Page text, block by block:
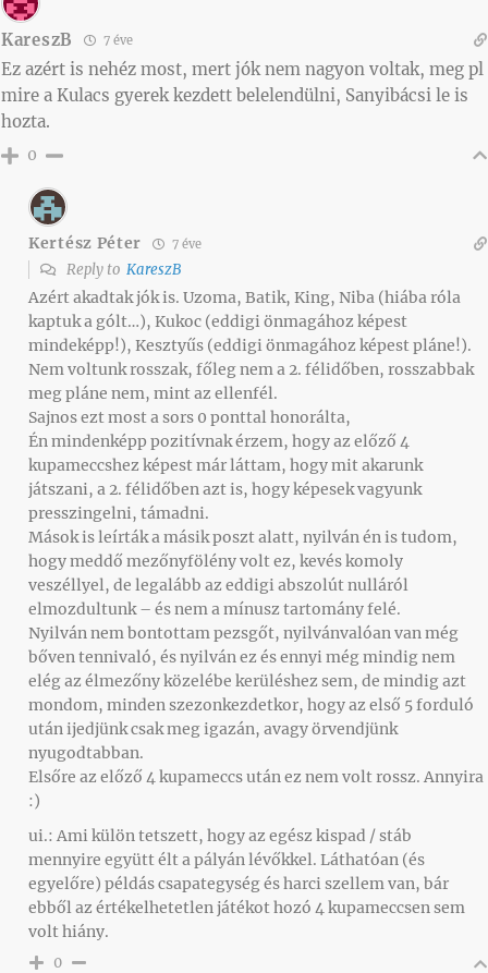
KareszB 7 éve
Ez azért is nehéz most, mert jók nem nagyon voltak, meg pl
mire a Kulacs gyerek kezdett belelendülni, Sanyibácsi le is
hozta.
0
Kertész Péter 7 éve
Reply to KareszB
Azért akadtak jók is. Uzoma, Batik, King, Niba (hiába róla
kaptuk a gólt…), Kukoc (eddigi önmagához képest
mindeképp!), Kesztyűs (eddigi önmagához képest pláne!).
Nem voltunk rosszak, főleg nem a 2. félidőben, rosszabbak
meg pláne nem, mint az ellenfél.
Sajnos ezt most a sors 0 ponttal honorálta,
Én mindenképp pozitívnak érzem, hogy az előző 4
kupameccshez képest már láttam, hogy mit akarunk
játszani, a 2. félidőben azt is, hogy képesek vagyunk
presszingelni, támadni.
Mások is leírták a másik poszt alatt, nyilván én is tudom,
hogy meddő mezőnyfölény volt ez, kevés komoly
veszéllyel, de legalább az eddigi abszolút nulláról
elmozdultunk – és nem a mínusz tartomány felé.
Nyilván nem bontottam pezsgőt, nyilvánvalóan van még
bőven tennivaló, és nyilván ez és ennyi még mindig nem
elég az élmezőny közelébe kerüléshez sem, de mindig azt
mondom, minden szezonkezdetkor, hogy az első 5 forduló
után ijedjünk csak meg igazán, avagy örvendjünk
nyugodtabban.
Elsőre az előző 4 kupameccs után ez nem volt rossz. Annyira
:)
ui.: Ami külön tetszett, hogy az egész kispad / stáb
mennyire együtt élt a pályán lévőkkel. Láthatóan (és
egyelőre) példás csapategység és harci szellem van, bár
ebből az értékelhetetlen játékot hozó 4 kupameccsen sem
volt hiány.
0